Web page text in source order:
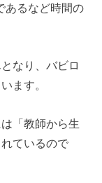
あるなど時間の
なり、バビロ
ます。
「教師から生
ているので